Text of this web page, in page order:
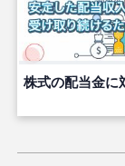
株式の配当金に